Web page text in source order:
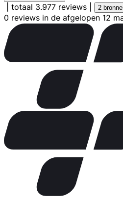
totaal 3.977 reviews 2
0 reviews in de afgelopen 12